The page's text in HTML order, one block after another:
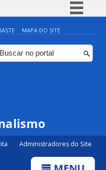
Simplifique!
Comunica BR
Participe
MAPA DO SITE
Administradores do Site